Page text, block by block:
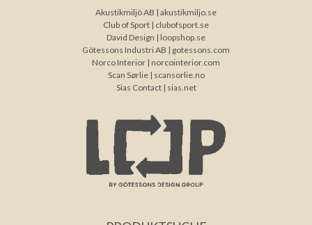
Akustikmiljö AB | akustikmiljo.se
Club of Sport | clubofsport.se
David Design | loopshop.se
Götessons Industri AB | gotessons.com
Norco Interior | norcointerior.com
Scan Sørlie | scansorlie.no
Sias Contact | sias.net